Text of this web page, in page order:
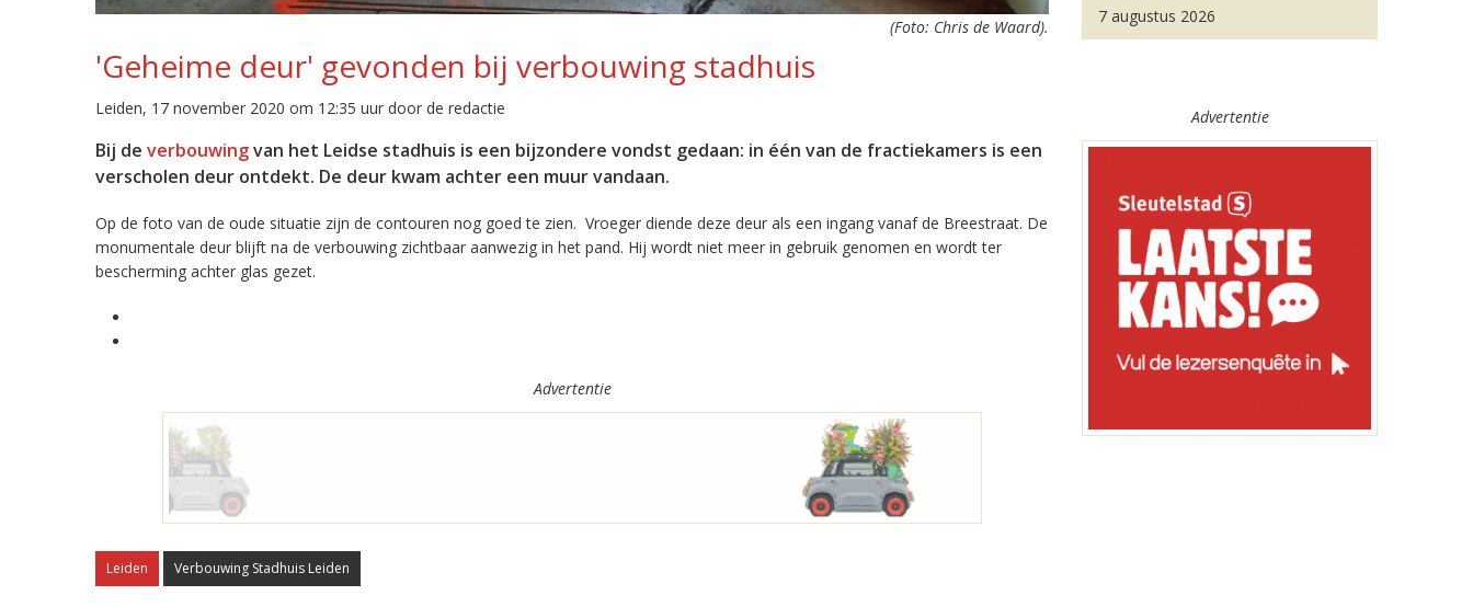
(Foto: Chris de Waard).
'Geheime deur' gevonden bij verbouwing stadhuis
Leiden, 17 november 2020 om 12:35 uur door de redactie
Bij de verbouwingvan het Leidse stadhuis is een bijzondere vondst gedaan: in één van de fractiekamers is een
verscholen deur ontdekt. De deur kwam achter een muur vandaan.
Op de foto van de oude situatie zijn de contouren nog goed te zien. Vroeger diende deze deur als een ingang vanaf de Breestraat. De
monumentale deur blijft na de verbouwing zichtbaar aanwezig in het pand. Hij wordt niet meer in gebruik genomen en wordt ter
bescherming achter glas gezet.
Advertentie
Leiden Verbouwing Stadhuis Leiden
7 augustus 2026
Advertentie